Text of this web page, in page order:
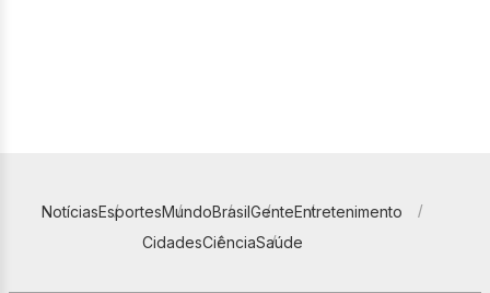
NotíciasEsportesMundoBrasilGenteEntretenimento
CidadesCiênciaSaúde